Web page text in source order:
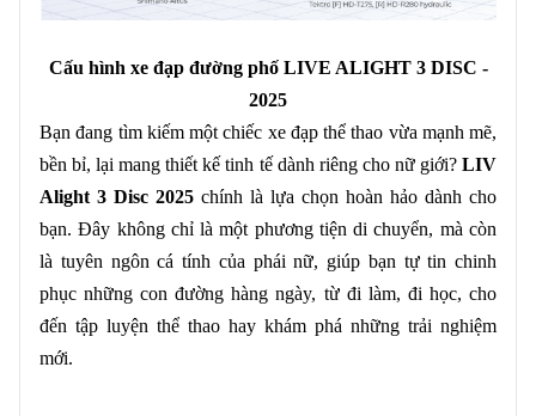
Cấu hình xe đạp đường phố LIVE ALIGHT 3 DISC -
2025
Bạn đang tìm kiếm một chiếc xe đạp thể thao vừa mạnh mẽ,
bền bỉ, lại mang thiết kế tinh tế dành riêng cho nữ giới? LIV
Alight 3 Disc 2025 chính là lựa chọn hoàn hảo dành cho
bạn. Đây không chỉ là một phương tiện di chuyển, mà còn
là tuyên ngôn cá tính của phái nữ, giúp bạn tự tin chinh
phục những con đường hàng ngày, từ đi làm, đi học, cho
đến tập luyện thể thao hay khám phá những trải nghiệm
mới.